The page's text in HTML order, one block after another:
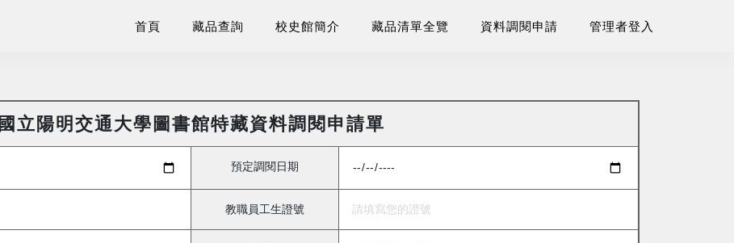
首頁 藏品查詢 校史館簡介 藏品清單全覽 資料調閱申請 管理者登入
國立陽明交通大學圖書館特藏資料調閱申請單
預定調閱日期
教職員工生證號